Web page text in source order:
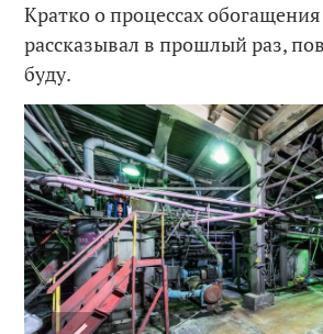
Кратко о процессах
рассказывал в прошлый раз,
буду.